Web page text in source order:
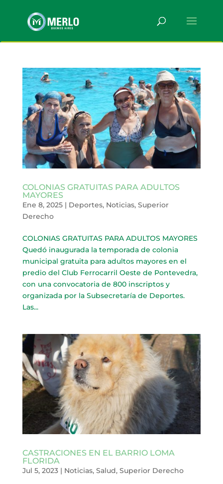
COLONIAS GRATUITAS PARA ADULTOS
MAYORES
Ene 8, 2025| Deportes, Noticias, Superior
Derecho
COLONIAS GRATUITAS PARA ADULTOS MAYORES
Quedó inaugurada la temporada de colonia
municipal gratuita para adultos mayores en el
predio del Club Ferrocarril Oeste de Pontevedra,
con una convocatoria de 800 inscriptos y
organizada por la Subsecretaría de Deportes.
Las...
CASTRACIONES EN EL BARRIO LOMA
FLORIDA
Jul 5, 2023| Noticias, Salud, Superior Derecho